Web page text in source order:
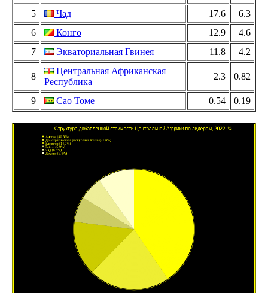
5
Чад 17.6
6.3
6
Конго 12.9
4.6
7
Экваториальная Гвинея 11.8 4.2
8
Центральная Африканская
Республика
2.3 0.82
9 Сао Томе 0.54 0.19